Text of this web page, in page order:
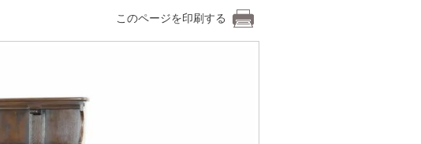
このページを印刷する